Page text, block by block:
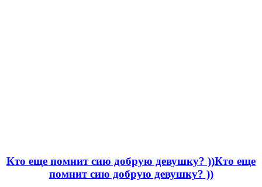
Кто еще помнит сию добрую девушку? ))Кто еще
помнит сию добрую девушку? ))